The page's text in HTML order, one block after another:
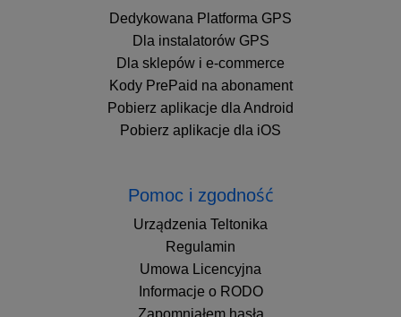
Dedykowana Platforma GPS
Dla instalatorów GPS
Dla sklepów i e-commerce
Kody PrePaid na abonament
Pobierz aplikacje dla Android
Pobierz aplikacje dla iOS
Pomoc i zgodność
Urządzenia Teltonika
Regulamin
Umowa Licencyjna
Informacje o RODO
Zapomniałem hasła